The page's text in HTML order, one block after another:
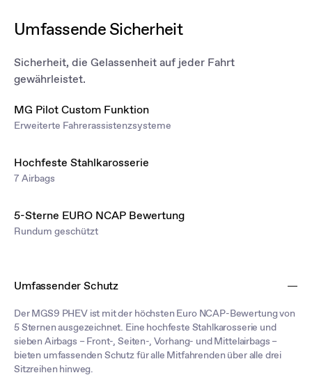
Umfassende Sicherheit
Sicherheit, die Gelassenheit auf jeder Fahrt
gewährleistet.
MG Pilot Custom Funktion
Erweiterte Fahrerassistenzsysteme
Hochfeste Stahlkarosserie
7 Airbags
5-Sterne EURO NCAP Bewertung
Rundum geschützt
Umfassender Schutz
Der MGS9 PHEV ist mit der höchsten Euro NCAP-Bewertung von
5 Sternen ausgezeichnet. Eine hochfeste Stahlkarosserie und
sieben Airbags – Front-, Seiten-, Vorhang- und Mittelairbags –
bieten umfassenden Schutz für alle Mitfahrenden über alle drei
Sitzreihen hinweg.